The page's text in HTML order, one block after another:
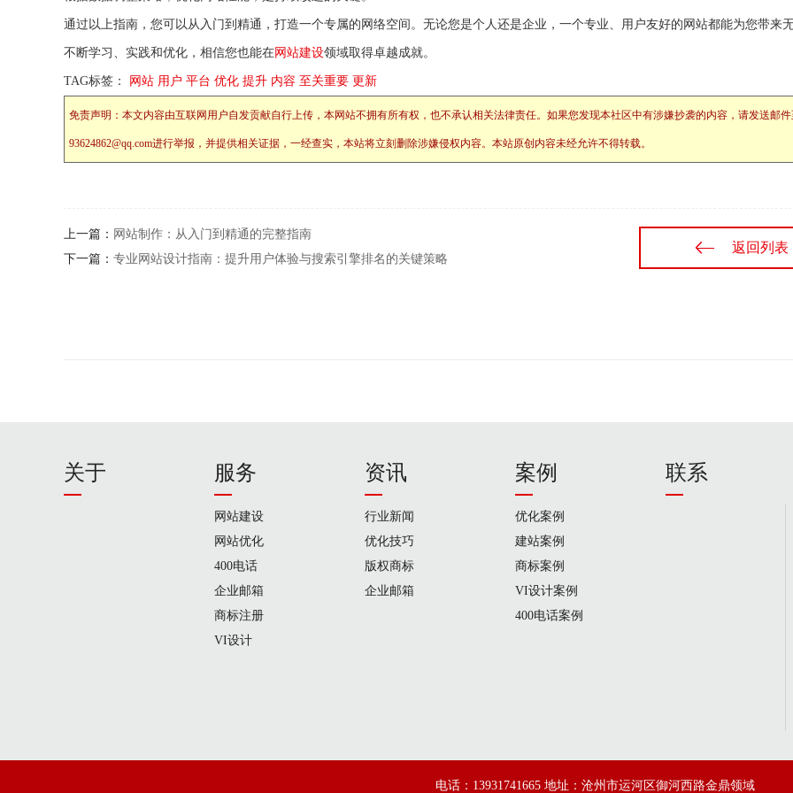
通过以上指南，您可以从入门到精通，打造一个专属的网络空间。无论您是个人还是企业，一个专业、用户友好的网站都能为您带来无
不断学习、实践和优化，相信您也能在网站建设领域取得卓越成就。
TAG标签： 网站 用户 平台 优化 提升 内容 至关重要 更新
免责声明：本文内容由互联网用户自发贡献自行上传，本网站不拥有所有权，也不承认相关法律责任。如果您发现本社区中有涉嫌抄袭的内容，请发送邮件
93624862@qq.com进行举报，并提供相关证据，一经查实，本站将立刻删除涉嫌侵权内容。本站原创内容未经允许不得转载。
上一篇： 网站制作：从入门到精通的完整指南
下一篇： 专业网站设计指南：提升用户体验与搜索引擎排名的关键策略
返回列表
关于 服务
网站建设
网站优化
400电话
企业邮箱
商标注册
VI设计
资讯
行业新闻
优化技巧
版权商标
企业邮箱
案例
优化案例
建站案例
商标案例
VI设计案例
400电话案例
联系
电话：13931741665 地址：沧州市运河区御河西路金鼎领域